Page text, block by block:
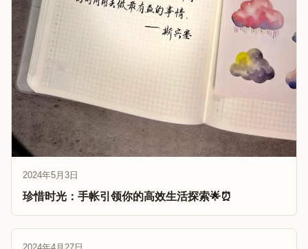
2024年5月3日
珍惜时光：手帐引领你的高效生活探索🌟⏰